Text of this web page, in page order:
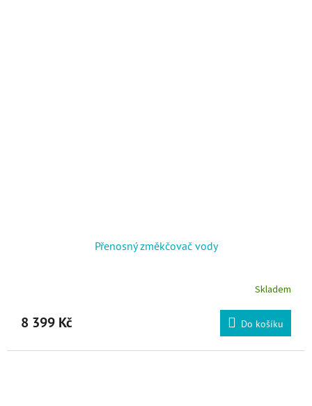
Přenosný změkčovač vody
Skladem
8 399 Kč Do košíku